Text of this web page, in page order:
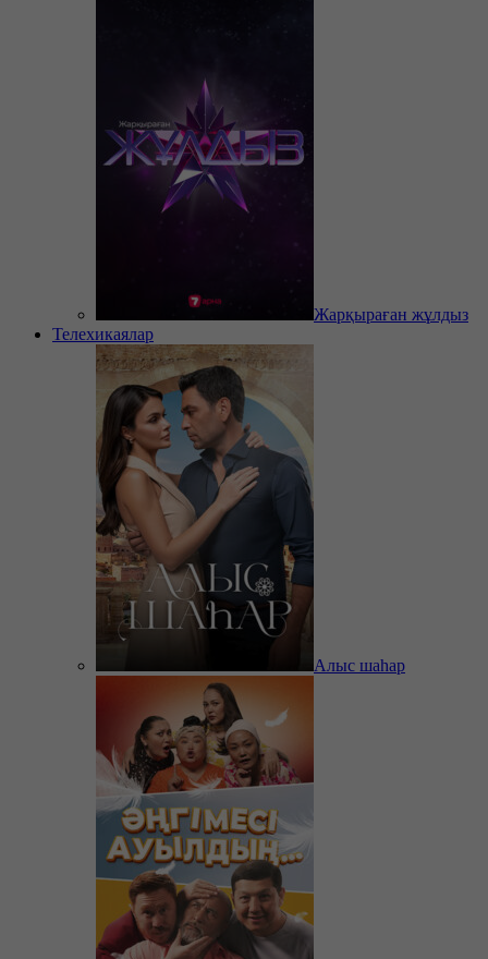
Жарқыраған жұлдыз
Телехикаялар
Алыс шаһар